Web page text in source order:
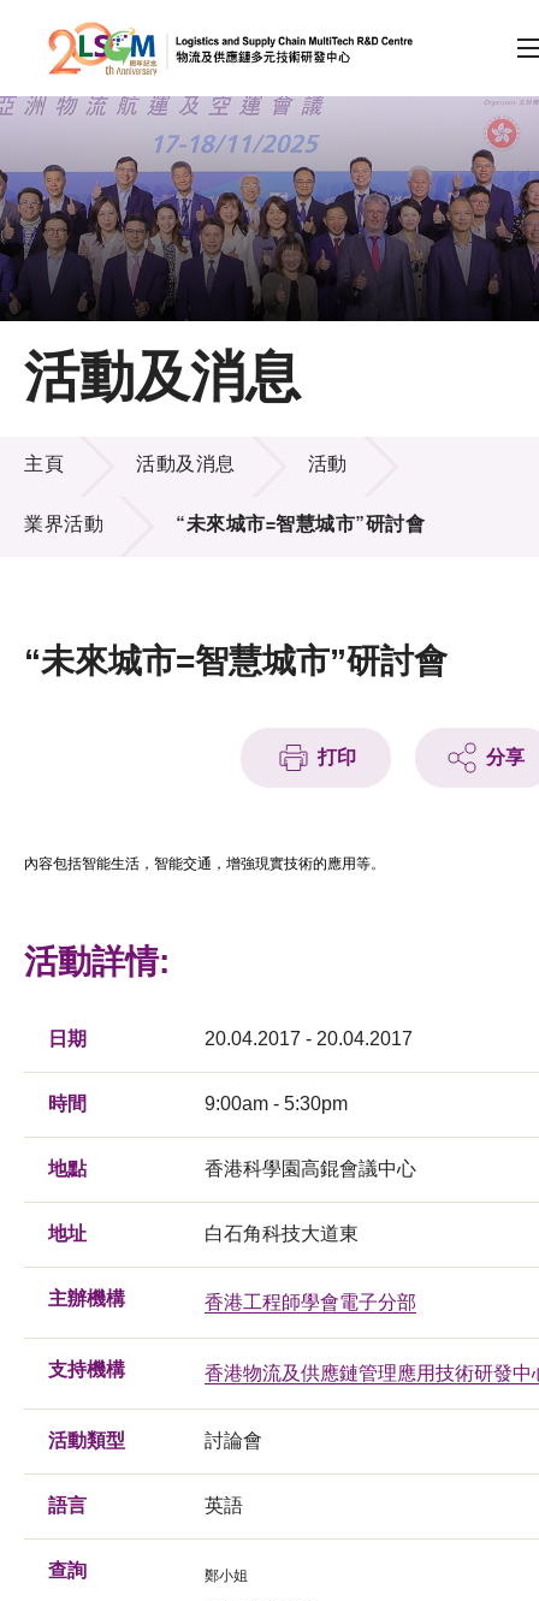
跳到內容（按回車鍵）
會員登入
A A EN 繁 简
主頁
關於LSCM
技術商品化
項目及資助計劃
活動及消息
科技分享
活動及消息
活動及消息
主頁 活動及消息 活動
業界活動 “未來城市=智慧城市”研討會
“未來城市=智慧城市”研討會
打印 分享
內容包括智能生活，智能交通，增強現實技術的應用等。
活動詳情:
日期 20.04.2017 - 20.04.2017
時間 9:00am - 5:30pm
地點 香港科學園高錕會議中心
地址 白石角科技大道東
主辦機構 香港工程師學會電子分部
支持機構 香港物流及供應鏈管理應用技術研發中
活動類型 討論會
語言 英語
查詢 鄭小姐